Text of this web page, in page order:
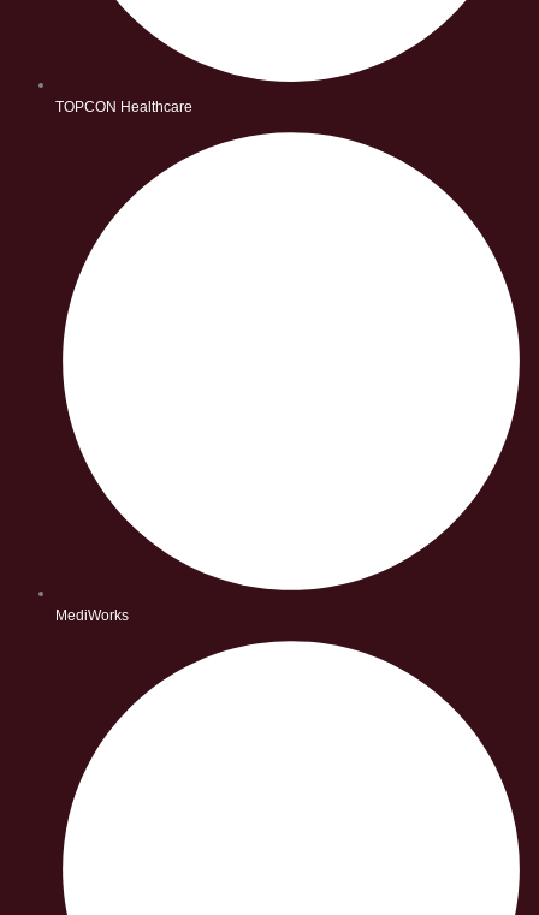
TOPCON Healthcare
MediWorks